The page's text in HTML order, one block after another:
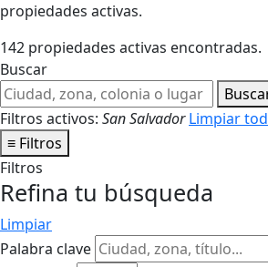
propiedades activas.
142 propiedades activas encontradas.
Buscar
Filtros activos: San Salvador Limpiar
≡ Filtros
Filtros
Refina tu búsqueda
Limpiar
Palabra clave